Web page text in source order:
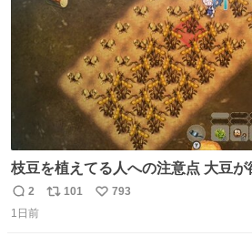
枝豆を植えてる人への注意点 大豆
穫できる状態で秋を迎えましょう。
穫したら普通に枯れてた… #ほの暮し
返
信
2
リ
101
い
793
1日前